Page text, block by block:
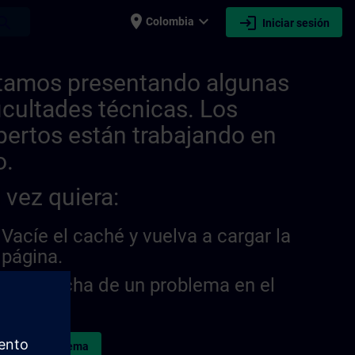
place Colombia expand_more login Iniciar sesión
presentando algunas
técnicas. Los
están trabajando en
vez quiera:
Vacíe el caché y vuelva a cargar la
página.
¿Sospecha de un problema en el
el problema